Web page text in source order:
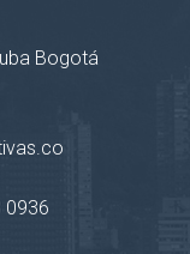
Bogotá
0936